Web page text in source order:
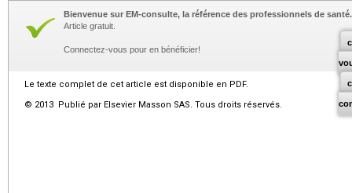
Bienvenue sur EM-consulte, la référence des professionnels de santé.
Article gratuit.
Connectez-vous pour en bénéficier!
Le texte complet de cet article est disponible en PDF.
© 2013 Publié par Elsevier Masson SAS. Tous droits réservés.